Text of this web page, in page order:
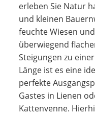
erleben Sie Natur
und kleinen
feuchte Wiesen
überwiegend
Steigungen zu
Länge ist es eine
perfekte
Gastes in Lienen
Kattenvenne.